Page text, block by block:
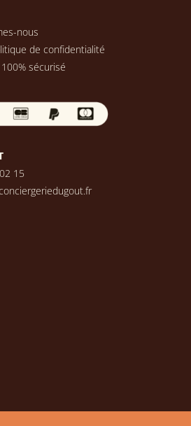
nous
de confidentialité
sécurisé
15